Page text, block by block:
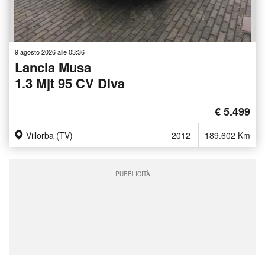
9 agosto 2026 alle 03:36
Lancia Musa
1.3 Mjt 95 CV Diva
€ 5.499
Villorba (TV) 2012 189.602 Km
PUBBLICITÀ